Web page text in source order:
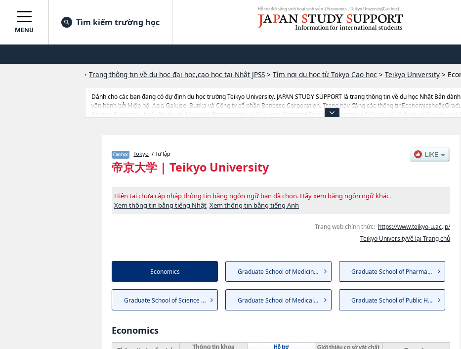
Hỗ trợ đời sống sinh hoạt sinh viên | Economics | Teikyo University(Cao học) ...
MENU
Tìm kiếm trường học
Trang thông tin về du học đại học,cao học tại Nhật JPSS > Tìm nơi du học từ Tokyo Cao học > Teikyo University >
Dành cho các bạn đang có dự định du học trường Teikyo University. JAPAN STUDY SUPPORT là trang thông tin về du học Nhật Bản
vận hành bởi Hiệp hội Asia Gakusei Bunka và Công ty cổ phần Benesse Corporation. Trang này đăng các thông
Degree Program）hoặcGraduate School of Pharmaceutical Sciences (Doctoral Degree Program)hoặcGraduate School of Science and
Tokyo / Tư lập
帝京大学 | Teikyo University
Hiện tại chưa cập nhập thông tin bằng ngôn ngữ bạn đã chọn. Hãy xem bằng ngôn ngữ khác.
Xem thông tin bằng tiếng Nhật Xem thông tin bằng tiếng Anh
Trang web chính thức: https://www.teikyo-u.ac.jp/
Teikyo UniversityVề lại Trang chủ
Economics Graduate School of Medicine（... Graduate School of Pharmaceut...
Graduate School of Science an... Graduate School of Medical Ca... Graduate School of Public Hea...
Economics